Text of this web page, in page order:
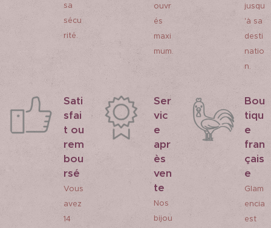
(Visuels
et
couleurs
sa
sécu
rité.
ouvr
és
maxi
mum.
jusqu
'à sa
desti
natio
n.
Sati
sfai
t ou
rem
bou
rsé
Vous
avez
14
Ser
vic
e
apr
ès
ven
te
Nos
bijou
Bou
tiqu
e
fran
çais
e
Glam
encia
est